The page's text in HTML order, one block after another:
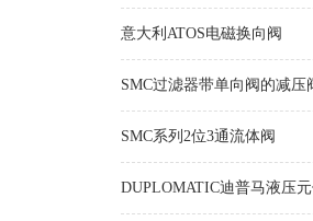
意大利ATOS电磁换向阀
SMC过滤器带单向阀的减压
SMC系列2位3通流体阀
DUPLOMATIC迪普马液压